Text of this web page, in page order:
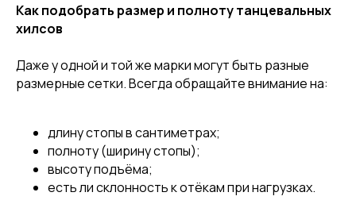
Как подобрать размер и полноту танцевальных
хилсов
Даже у одной и той же марки могут быть разные
размерные сетки. Всегда обращайте внимание на:
длину стопы в сантиметрах;
полноту (ширину стопы);
высоту подъёма;
есть ли склонность к отёкам при нагрузках.
ПОДАРОЧНЫЙ
СЕРТИФИКАТ